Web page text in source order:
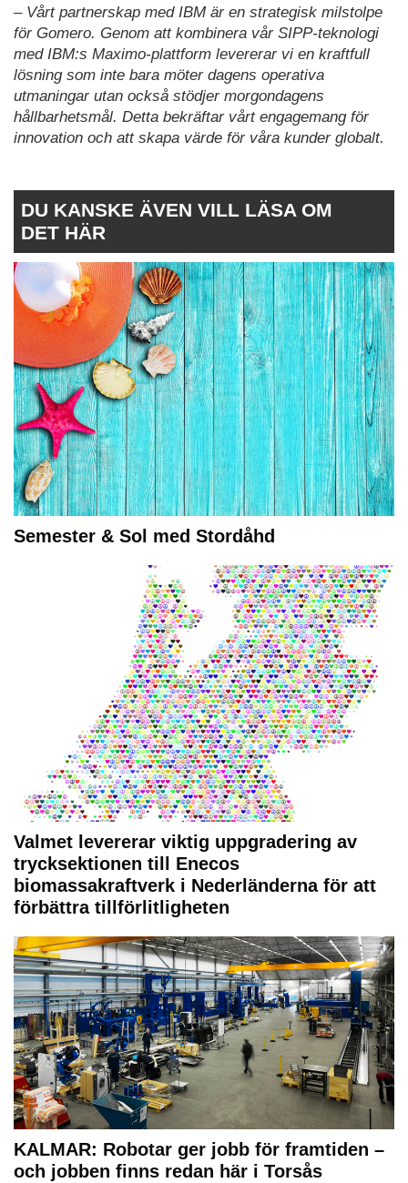
– Vårt partnerskap med IBM är en strategisk milstolpe
för Gomero. Genom att kombinera vår SIPP-teknologi
med IBM:s Maximo-plattform levererar vi en kraftfull
lösning som inte bara möter dagens operativa
utmaningar utan också stödjer morgondagens
hållbarhetsmål. Detta bekräftar vårt engagemang för
innovation och att skapa värde för våra kunder globalt.
DU KANSKE ÄVEN VILL LÄSA OM
DET HÄR
Semester & Sol med Stordåhd
Valmet levererar viktig uppgradering av
trycksektionen till Enecos
biomassakraftverk i Nederländerna för att
förbättra tillförlitligheten
KALMAR: Robotar ger jobb för framtiden –
och jobben finns redan här i Torsås